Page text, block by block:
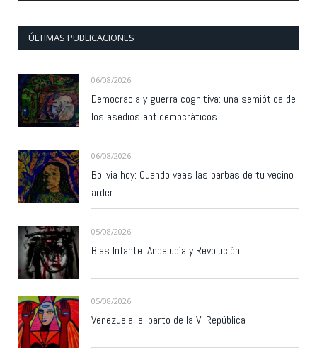
ÚLTIMAS PUBLICACIONES
06/08/2026
Democracia y guerra cognitiva: una semiótica de
los asedios antidemocráticos
06/08/2026
Bolivia hoy: Cuando veas las barbas de tu vecino
arder…
05/08/2026
Blas Infante: Andalucía y Revolución.
05/08/2026
Venezuela: el parto de la VI República